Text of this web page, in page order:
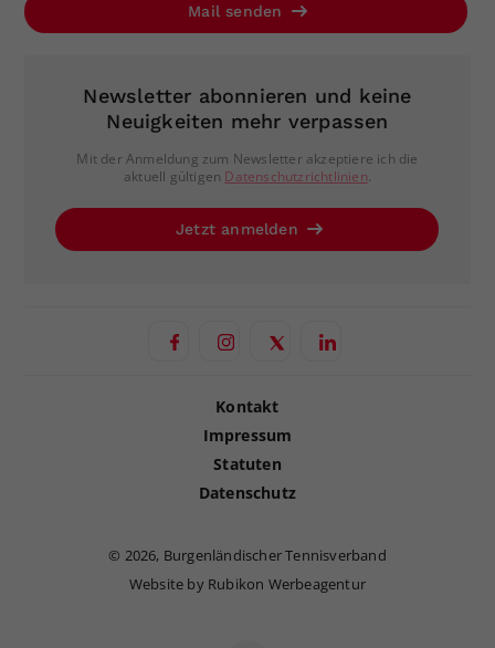
Mail senden
Newsletter abonnieren und keine
Neuigkeiten mehr verpassen
Mit der Anmeldung zum Newsletter akzeptiere ich die
aktuell gültigen Datenschutzrichtlinien.
Jetzt anmelden
Kontakt
Impressum
Statuten
Datenschutz
© 2026, Burgenländischer Tennisverband
Website by Rubikon Werbeagentur